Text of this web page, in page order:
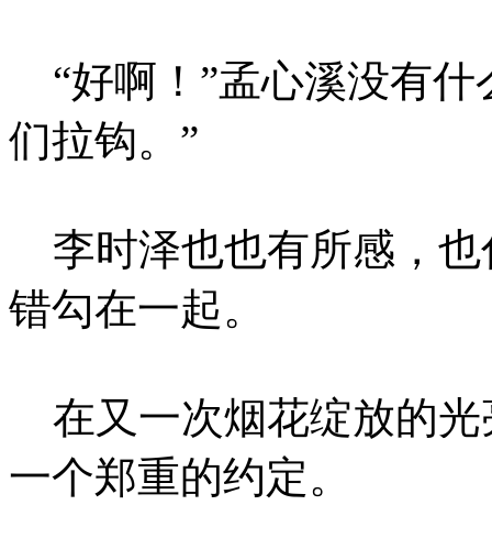
“好啊！”孟心溪没有什
们拉钩。”
李时泽也也有所感，也
错勾在一起。
在又一次烟花绽放的光
一个郑重的约定。